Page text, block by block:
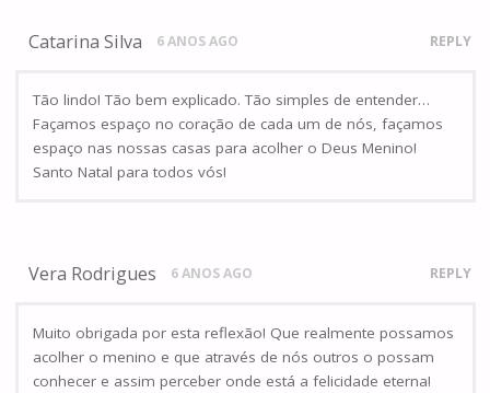
Catarina Silva 6 ANOS AGO REPLY
Tão lindo! Tão bem explicado. Tão simples de entender…
Façamos espaço no coração de cada um de nós, façamos
espaço nas nossas casas para acolher o Deus Menino!
Santo Natal para todos vós!
Vera Rodrigues 6 ANOS AGO REPLY
Muito obrigada por esta reflexão! Que realmente possamos
acolher o menino e que através de nós outros o possam
conhecer e assim perceber onde está a felicidade eterna!